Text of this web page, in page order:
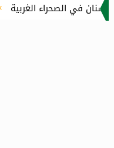
لأول مرة في